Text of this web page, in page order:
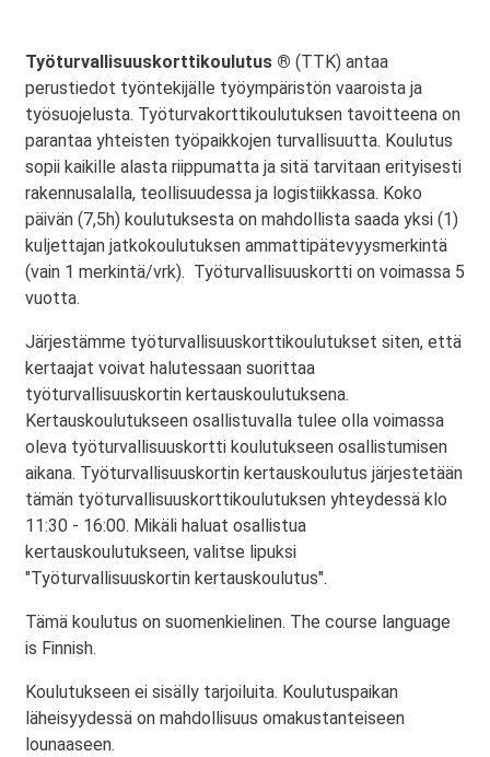
Työturvallisuuskorttikoulutus ® (TTK) antaa
perustiedot työntekijälle työympäristön vaaroista ja
työsuojelusta. Työturvakorttikoulutuksen tavoitteena on
parantaa yhteisten työpaikkojen turvallisuutta. Koulutus
sopii kaikille alasta riippumatta ja sitä tarvitaan erityisesti
rakennusalalla, teollisuudessa ja logistiikkassa. Koko
päivän (7,5h) koulutuksesta on mahdollista saada yksi (1)
kuljettajan jatkokoulutuksen ammattipätevyysmerkintä
(vain 1 merkintä/vrk). Työturvallisuuskortti on voimassa 5
vuotta.
Järjestämme työturvallisuuskorttikoulutukset siten, että
kertaajat voivat halutessaan suorittaa
työturvallisuuskortin kertauskoulutuksena.
Kertauskoulutukseen osallistuvalla tulee olla voimassa
oleva työturvallisuuskortti koulutukseen osallistumisen
aikana. Työturvallisuuskortin kertauskoulutus järjestetään
tämän työturvallisuuskorttikoulutuksen yhteydessä klo
11:30 - 16:00. Mikäli haluat osallistua
kertauskoulutukseen, valitse lipuksi
"Työturvallisuuskortin kertauskoulutus".
Tämä koulutus on suomenkielinen. The course language
is Finnish.
Koulutukseen ei sisälly tarjoiluita. Koulutuspaikan
läheisyydessä on mahdollisuus omakustanteiseen
lounaaseen.